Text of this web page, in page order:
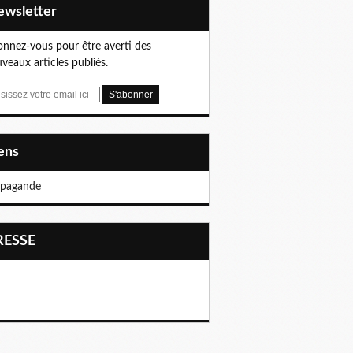
vous pour être averti des
articles publiés.